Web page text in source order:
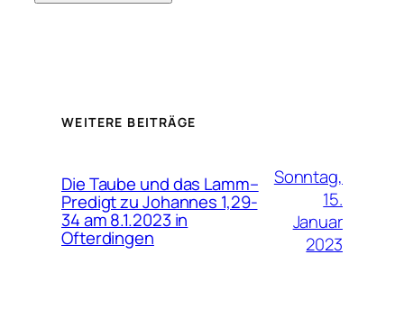
WEITERE BEITRÄGE
Die Taube und das Lamm–
Predigt zu Johannes 1,29-
34 am 8.1.2023 in
Ofterdingen
Sonntag,
15.
Januar
2023